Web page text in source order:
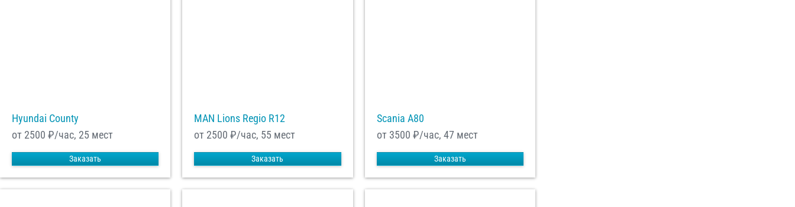
Hyundai County
от 2500 ₽/час, 25 мест
Заказать
MAN Lions Regio R12
от 2500 ₽/час, 55 мест
Заказать
Scania A80
от 3500 ₽/час, 47 мест
Заказать